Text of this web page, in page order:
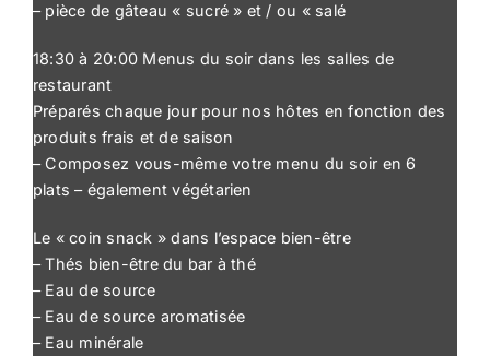
– pièce de gâteau « sucré » et / ou « salé
18:30 à 20:00 Menus du soir dans les salles de
restaurant
Préparés chaque jour pour nos hôtes en fonction des
produits frais et de saison
– Composez vous-même votre menu du soir en 6
plats – également végétarien
Le « coin snack » dans l’espace bien-être
– Thés bien-être du bar à thé
– Eau de source
– Eau de source aromatisée
– Eau minérale